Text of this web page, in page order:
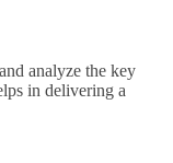
analyze the key
in delivering a